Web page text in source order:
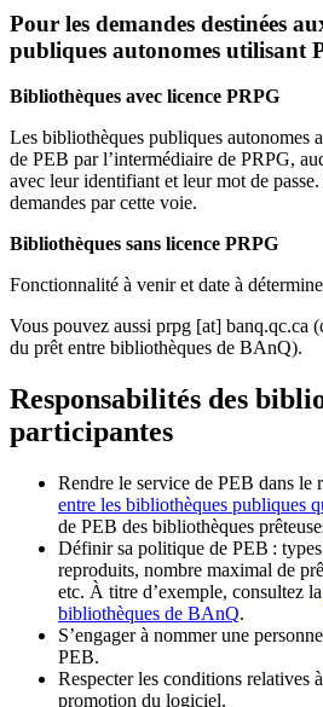
Pour les demandes destinées
publiques autonomes utilisant
Bibliothèques avec licence PRPG
Les bibliothèques publiques autonomes
de PEB par l’intermédiaire de PRPG,
avec leur identifiant et leur mot de
demandes par cette voie.
Bibliothèques sans licence PRPG
Fonctionnalité à venir et date à
Vous pouvez aussi prpg [at] banq.qc.ca
du prêt entre bibliothèques de BAnQ).
Responsabilités des
participantes
Rendre le service de PEB dans le
entre les bibliothèques publiques
de PEB des bibliothèques
Définir sa politique de PEB :
reproduits, nombre maximal de
etc. À titre d’exemple, consultez la
bibliothèques de BAnQ.
S’engager à nommer une
PEB.
Respecter les conditions relatives
promotion du logiciel.